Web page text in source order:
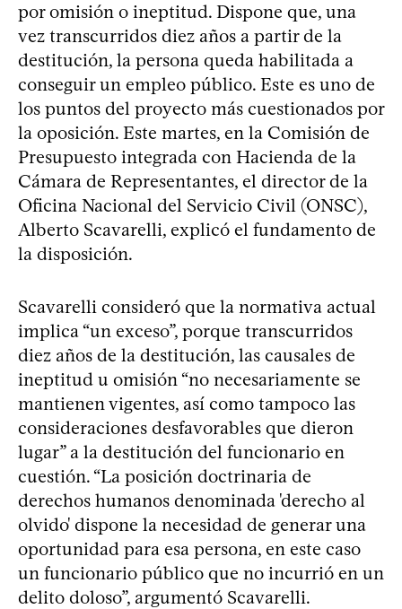
por omisión o ineptitud. Dispone que, una
vez transcurridos diez años a partir de la
destitución, la persona queda habilitada a
conseguir un empleo público. Este es uno de
los puntos del proyecto más cuestionados por
la oposición. Este martes, en la Comisión de
Presupuesto integrada con Hacienda de la
Cámara de Representantes, el director de la
Oficina Nacional del Servicio Civil (ONSC),
Alberto Scavarelli, explicó el fundamento de
la disposición.
Scavarelli consideró que la normativa actual
implica “un exceso”, porque transcurridos
diez años de la destitución, las causales de
ineptitud u omisión “no necesariamente se
mantienen vigentes, así como tampoco las
consideraciones desfavorables que dieron
lugar” a la destitución del funcionario en
cuestión. “La posición doctrinaria de
derechos humanos denominada 'derecho al
olvido' dispone la necesidad de generar una
oportunidad para esa persona, en este caso
un funcionario público que no incurrió en un
delito doloso”, argumentó Scavarelli.